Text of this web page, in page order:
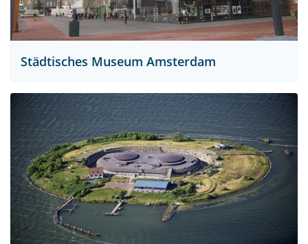
Städtisches Museum Amsterdam